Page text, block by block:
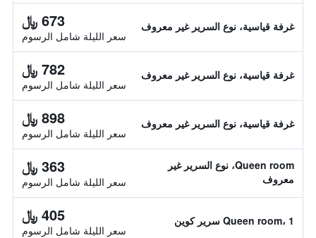
غرفة قياسية، نوع السرير غير معروف 673 ﷼
سعر الليلة شامل الرسوم
غرفة قياسية، نوع السرير غير معروف 782 ﷼
سعر الليلة شامل الرسوم
غرفة قياسية، نوع السرير غير معروف 898 ﷼
سعر الليلة شامل الرسوم
Queen room، نوع السرير غير
معروف
363 ﷼
سعر الليلة شامل الرسوم
Queen room، 1 سرير كوين 405 ﷼
سعر الليلة شامل الرسوم